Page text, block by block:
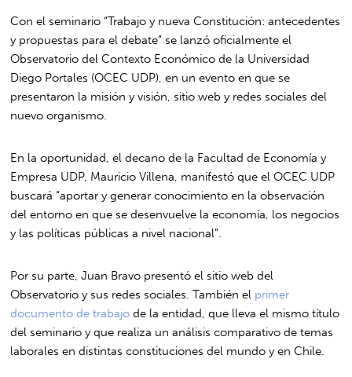
Con el seminario “Trabajo y nueva Constitución: antecedentes
y propuestas para el debate” se lanzó oficialmente el
Observatorio del Contexto Económico de la Universidad
Diego Portales (OCEC UDP), en un evento en que se
presentaron la misión y visión, sitio web y redes sociales del
nuevo organismo.
En la oportunidad, el decano de la Facultad de Economía y
Empresa UDP, Mauricio Villena, manifestó que el OCEC UDP
buscará “aportar y generar conocimiento en la observación
del entorno en que se desenvuelve la economía, los negocios
y las políticas públicas a nivel nacional”.
Por su parte, Juan Bravo presentó el sitio web del
Observatorio y sus redes sociales. También el primer
documento de trabajo de la entidad, que lleva el mismo título
del seminario y que realiza un análisis comparativo de temas
laborales en distintas constituciones del mundo y en Chile.